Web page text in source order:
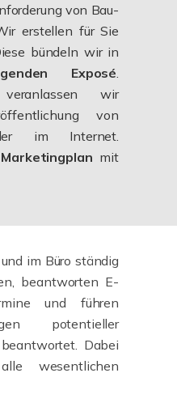
von Bau-
erstellen für Sie
bündeln wir in
Exposé.
wir
von
im Internet.
Marketingplan mit
im Büro ständig
beantworten E-
und führen
potentieller
Dabei
wesentlichen